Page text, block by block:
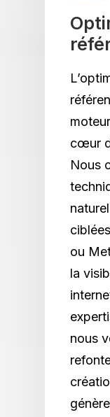
cœur
Nous
ou
la
nous